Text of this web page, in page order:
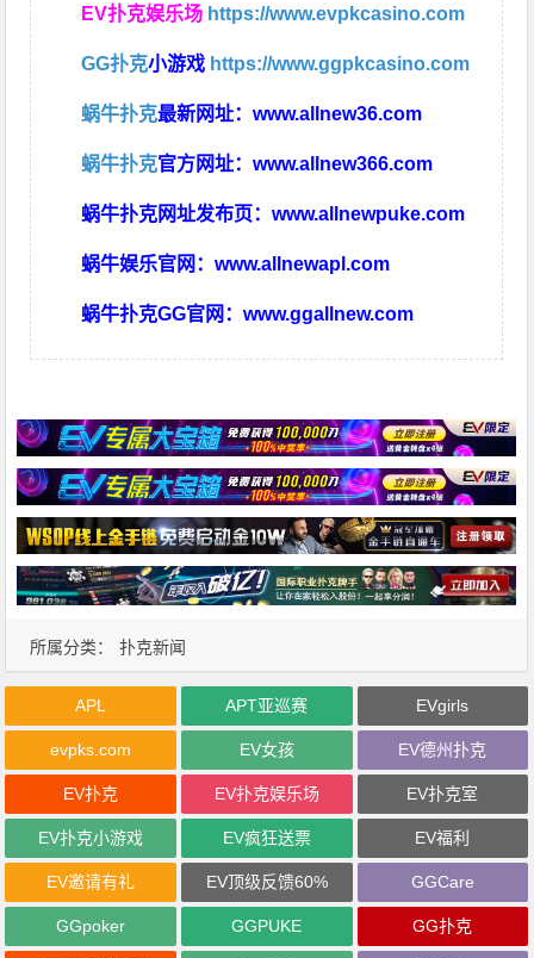
EV扑克娱乐场 https://www.evpkcasino.com
GG扑克小游戏 https://www.ggpkcasino.com
蜗牛扑克最新网址：www.allnew36.com
蜗牛扑克官方网址：www.allnew366.com
蜗牛扑克网址发布页：www.allnewpuke.com
蜗牛娱乐官网：www.allnewapl.com
蜗牛扑克GG官网：www.ggallnew.com
所属分类： 扑克新闻
APL APT亚巡赛 EVgirls
evpks.com EV女孩 EV德州扑克
EV扑克 EV扑克娱乐场 EV扑克室
EV扑克小游戏 EV疯狂送票 EV福利
EV邀请有礼 EV顶级反馈60% GGCare
GGpoker GGPUKE GG扑克